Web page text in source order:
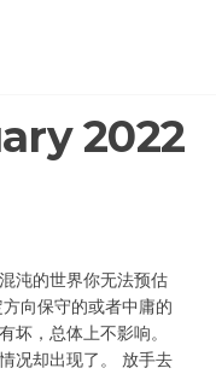
2022
沌的世界你无法预估
向保守的或者中庸的
坏，总体上不影响。
况却出现了。 放手去